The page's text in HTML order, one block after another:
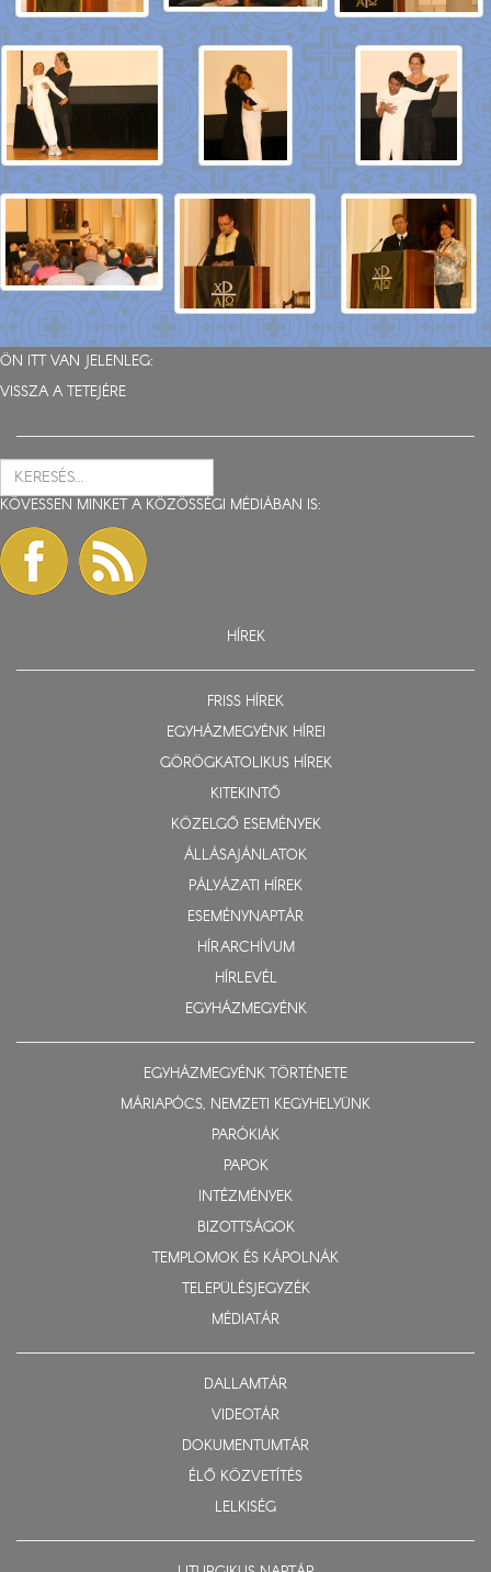
ÖN ITT VAN JELENLEG:
VISSZA A TETEJÉRE
KÖVESSEN MINKET A KÖZÖSSÉGI MÉDIÁBAN IS:
HÍREK
FRISS HÍREK
EGYHÁZMEGYÉNK HÍREI
GÖRÖGKATOLIKUS HÍREK
KITEKINTŐ
KÖZELGŐ ESEMÉNYEK
ÁLLÁSAJÁNLATOK
PÁLYÁZATI HÍREK
ESEMÉNYNAPTÁR
HÍRARCHÍVUM
HÍRLEVÉL
EGYHÁZMEGYÉNK
EGYHÁZMEGYÉNK TÖRTÉNETE
MÁRIAPÓCS, NEMZETI KEGYHELYÜNK
PARÓKIÁK
PAPOK
INTÉZMÉNYEK
BIZOTTSÁGOK
TEMPLOMOK ÉS KÁPOLNÁK
TELEPÜLÉSJEGYZÉK
MÉDIATÁR
DALLAMTÁR
VIDEOTÁR
DOKUMENTUMTÁR
ÉLŐ KÖZVETÍTÉS
LELKISÉG